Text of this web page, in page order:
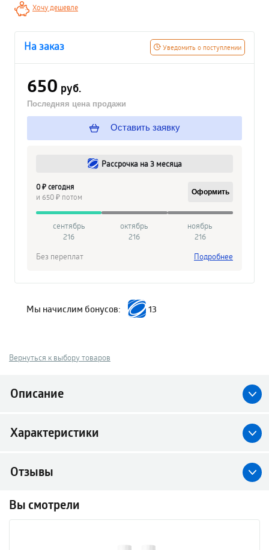
Хочу дешевле
Уведомить о поступлении
На заказ
650 руб.
Последняя цена продажи
Оставить заявку
Рассрочка на 3 месяца
0 ₽ сегодня
и 650 ₽ потом
Оформить
сентябрь
216
октябрь
216
ноябрь
216
Без переплат
Подробнее
Мы начислим бонусов: 13
Вернуться к выбору товаров
Описание
Характеристики
Отзывы
Вы смотрели